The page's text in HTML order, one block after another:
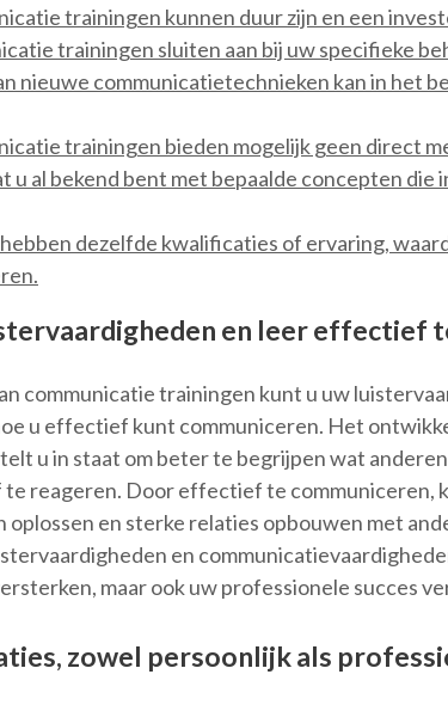
trainingen kunnen duur zijn en een
trainingen sluiten aan bij uw specifieke
nieuwe communicatietechnieken kan in het
trainingen bieden mogelijk geen direct
u al bekend bent met bepaalde concepten die
dezelfde kwalificaties of ervaring,
en leer effectief
communicatie trainingen kunt u uw
u effectief kunt communiceren. Het
u in staat om beter te begrijpen wat
reageren. Door effectief te communiceren,
en sterke relaties opbouwen met
en
maar ook uw professionele succes
zowel persoonlijk als